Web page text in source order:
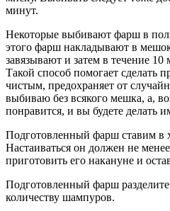
минут.
Некоторые выбивают фарш в
этого фарш накладывают в
завязывают и затем в течение
Такой способ помогает сделать
чистым, предохраняет от
выбиваю без всякого мешка, а,
понравится, и вы будете делать
Подготовленный фарш ставим в
Настаиваться он должен не
приготовить его накануне и
Подготовленный фарш
количеству шампуров.